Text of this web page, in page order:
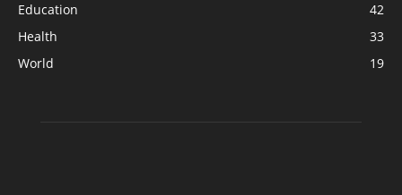
Education
42
Health
33
World
19